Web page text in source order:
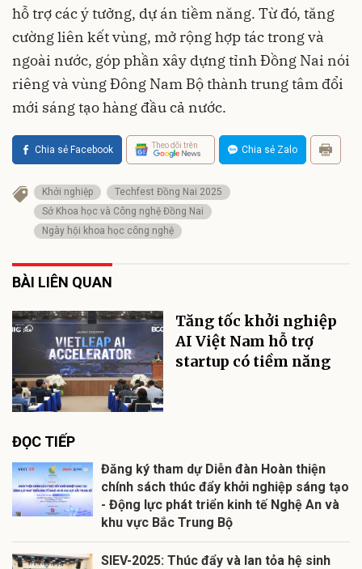
hỗ trợ các ý tưởng, dự án tiềm năng. Từ đó, tăng
cường liên kết vùng, mở rộng hợp tác trong và
ngoài nước, góp phần xây dựng tỉnh Đồng Nai nói
riêng và vùng Đông Nam Bộ thành trung tâm đổi
mới sáng tạo hàng đầu cả nước.
Chia sẻ Facebook Theo dõi trên Chia sẻ Zalo
Khởi nghiệp
Techfest Đồng Nai 2025
Sở Khoa học và Công nghệ Đồng Nai
Ngày hội khoa học công nghệ
BÀI LIÊN QUAN
Tăng tốc khởi nghiệp
AI Việt Nam hỗ trợ
startup có tiềm năng
ĐỌC TIẾP
Đăng ký tham dự Diễn đàn Hoàn thiện
chính sách thúc đẩy khởi nghiệp sáng tạo
- Động lực phát triển kinh tế Nghệ An và
khu vực Bắc Trung Bộ
SIEV-2025: Thúc đẩy và lan tỏa hệ sinh